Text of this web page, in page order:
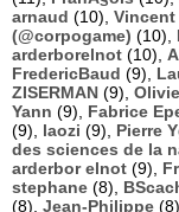
arnaud (10), Vincent
(@corpogame) (10),
arderborelnot (10),
FredericBaud (9),
ZISERMAN (9),
Yann (9), Fabrice
(9), laozi (9), Pierre
des sciences de la
arderbor elnot (9),
stephane (8),
(8), Jean-Philippe (8),